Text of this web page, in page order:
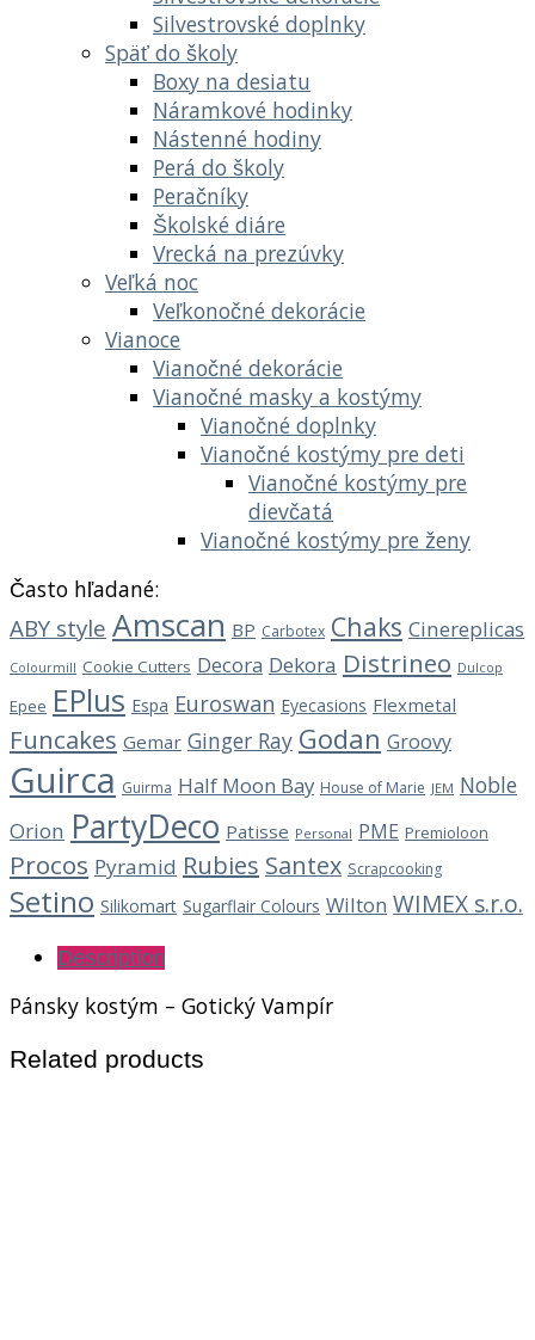
Silvestrovské doplnky
Späť do školy
Boxy na desiatu
Náramkové hodinky
Nástenné hodiny
Perá do školy
Peračníky
Školské diáre
Vrecká na prezúvky
Veľká noc
Veľkonočné dekorácie
Vianoce
Vianočné dekorácie
Vianočné masky a kostýmy
Vianočné doplnky
Vianočné kostýmy pre deti
Vianočné kostýmy pre
dievčatá
Vianočné kostýmy pre ženy
Často hľadané:
ABY style Amscan BP Carbotex Chaks Cinereplicas
Colourmill Cookie Cutters Decora Dekora Distrineo Dulcop
Epee EPlus Espa Euroswan Eyecasions Flexmetal
Funcakes Gemar Ginger Ray Godan Groovy
Guirca Guirma Half Moon Bay House of Marie JEM Noble
Orion PartyDeco Patisse Personal PME Premioloon
Procos Pyramid Rubies Santex Scrapcooking
Setino Silikomart Sugarflair Colours Wilton WIMEX s.r.o.
Description
Pánsky kostým – Gotický Vampír
Related products